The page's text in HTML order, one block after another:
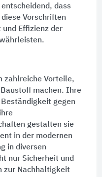
dass
Vorschriften
Effizienz der
zahlreiche Vorteile,
machen. Ihre
gegen
gestalten sie
in der modernen
in diversen
nur Sicherheit und
zur Nachhaltigkeit